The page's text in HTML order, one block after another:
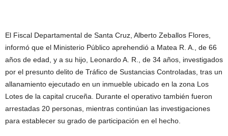
El Fiscal Departamental de Santa Cruz, Alberto Zeballos Flores,
informó que el Ministerio Público aprehendió a Matea R. A., de 66
años de edad, y a su hijo, Leonardo A. R., de 34 años, investigados
por el presunto delito de Tráfico de Sustancias Controladas, tras un
allanamiento ejecutado en un inmueble ubicado en la zona Los
Lotes de la capital cruceña. Durante el operativo también fueron
arrestadas 20 personas, mientras continúan las investigaciones
para establecer su grado de participación en el hecho.